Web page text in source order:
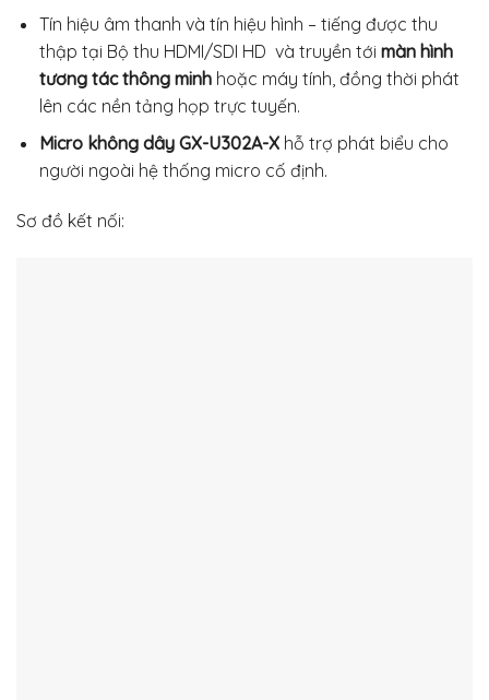
Tín hiệu âm thanh và tín hiệu hình – tiếng được thu
thập tại Bộ thu HDMI/SDI HD và truyền tới màn hình
tương tác thông minh hoặc máy tính, đồng thời phát
lên các nền tảng họp trực tuyến.
Micro không dây GX-U302A-Xhỗ trợ phát biểu cho
người ngoài hệ thống micro cố định.
Sơ đồ kết nối: